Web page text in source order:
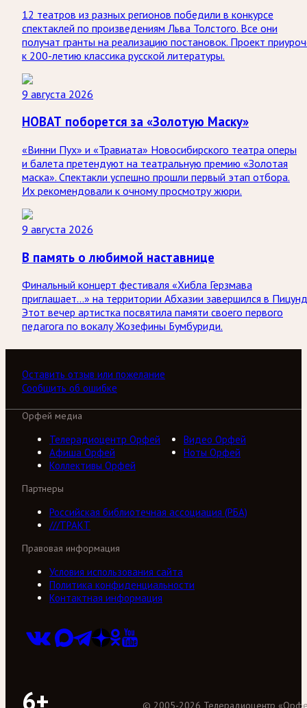
12 театров из разных регионов победили в конкурсе
спектаклей по произведениям Льва Толстого. Все они
получат гранты на реализацию постановок. Проект
к 200-летию классика русской литературы.
9 августа 2026
НОВАТ поборется за «Золотую Маску»
«Винни Пух» и «Травиата» Новосибирского театра оперы
и балета претендуют на театральную премию «Золотая
маска». Спектакли успешно прошли первый этап отбора.
Их рекомендовали к очному просмотру жюри.
9 августа 2026
В память о любимой наставнице
Финальный концерт фестиваля «Хибла Герзмава
приглашает…» на территории Абхазии завершился в
Этот вечер артистка посвятила памяти своего первого
педагога по вокалу Жозефины Бумбуриди.
Оставить отзыв или пожелание
Сообщить об ошибке
Орфей медиа
Телерадиоцентр Орфей
Видео Орфей
Афиша Орфей
Ноты Орфей
Коллективы Орфей
Партнеры
Российская библиотечная ассоциация (РБА)
///ТРАКТ
Правовая информация
Условия использования сайта
Политика конфиденциальности
Контактная информация
6+ © 2005-2026 Телерадиоцентр